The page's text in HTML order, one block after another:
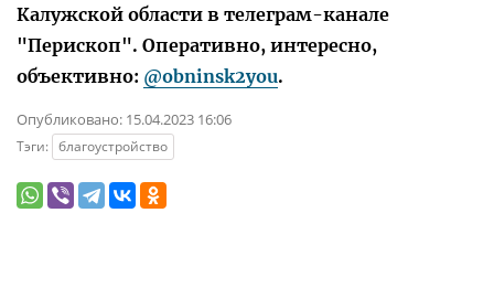
Калужской области в телеграм-канале
"Перископ". Оперативно, интересно,
объективно: @obninsk2you.
Опубликовано: 15.04.2023 16:06
Тэги: благоустройство